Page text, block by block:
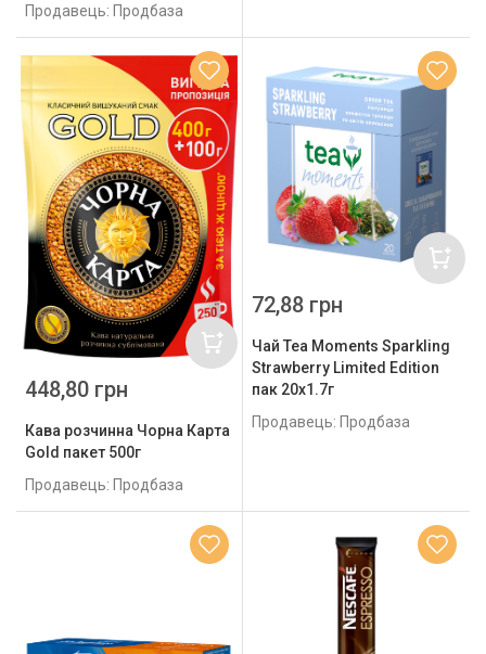
Продавець: Продбаза
Кава розчинна Чорна Карта
Gold пакет 500г
Продавець: Продбаза
448,80 грн
Чай Tea Moments Sparkling
Strawberry Limited Edition
пак 20х1.7г
Продавець: Продбаза
72,88 грн